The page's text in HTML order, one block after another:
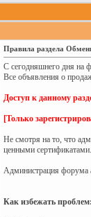
Правила раздела
С сегодняшнего дня на
Все объявления о
Доступ к данному
[Только
Не смотря на то, что
ценными сертификатами.
Администрация форума
Как избежать проблем: